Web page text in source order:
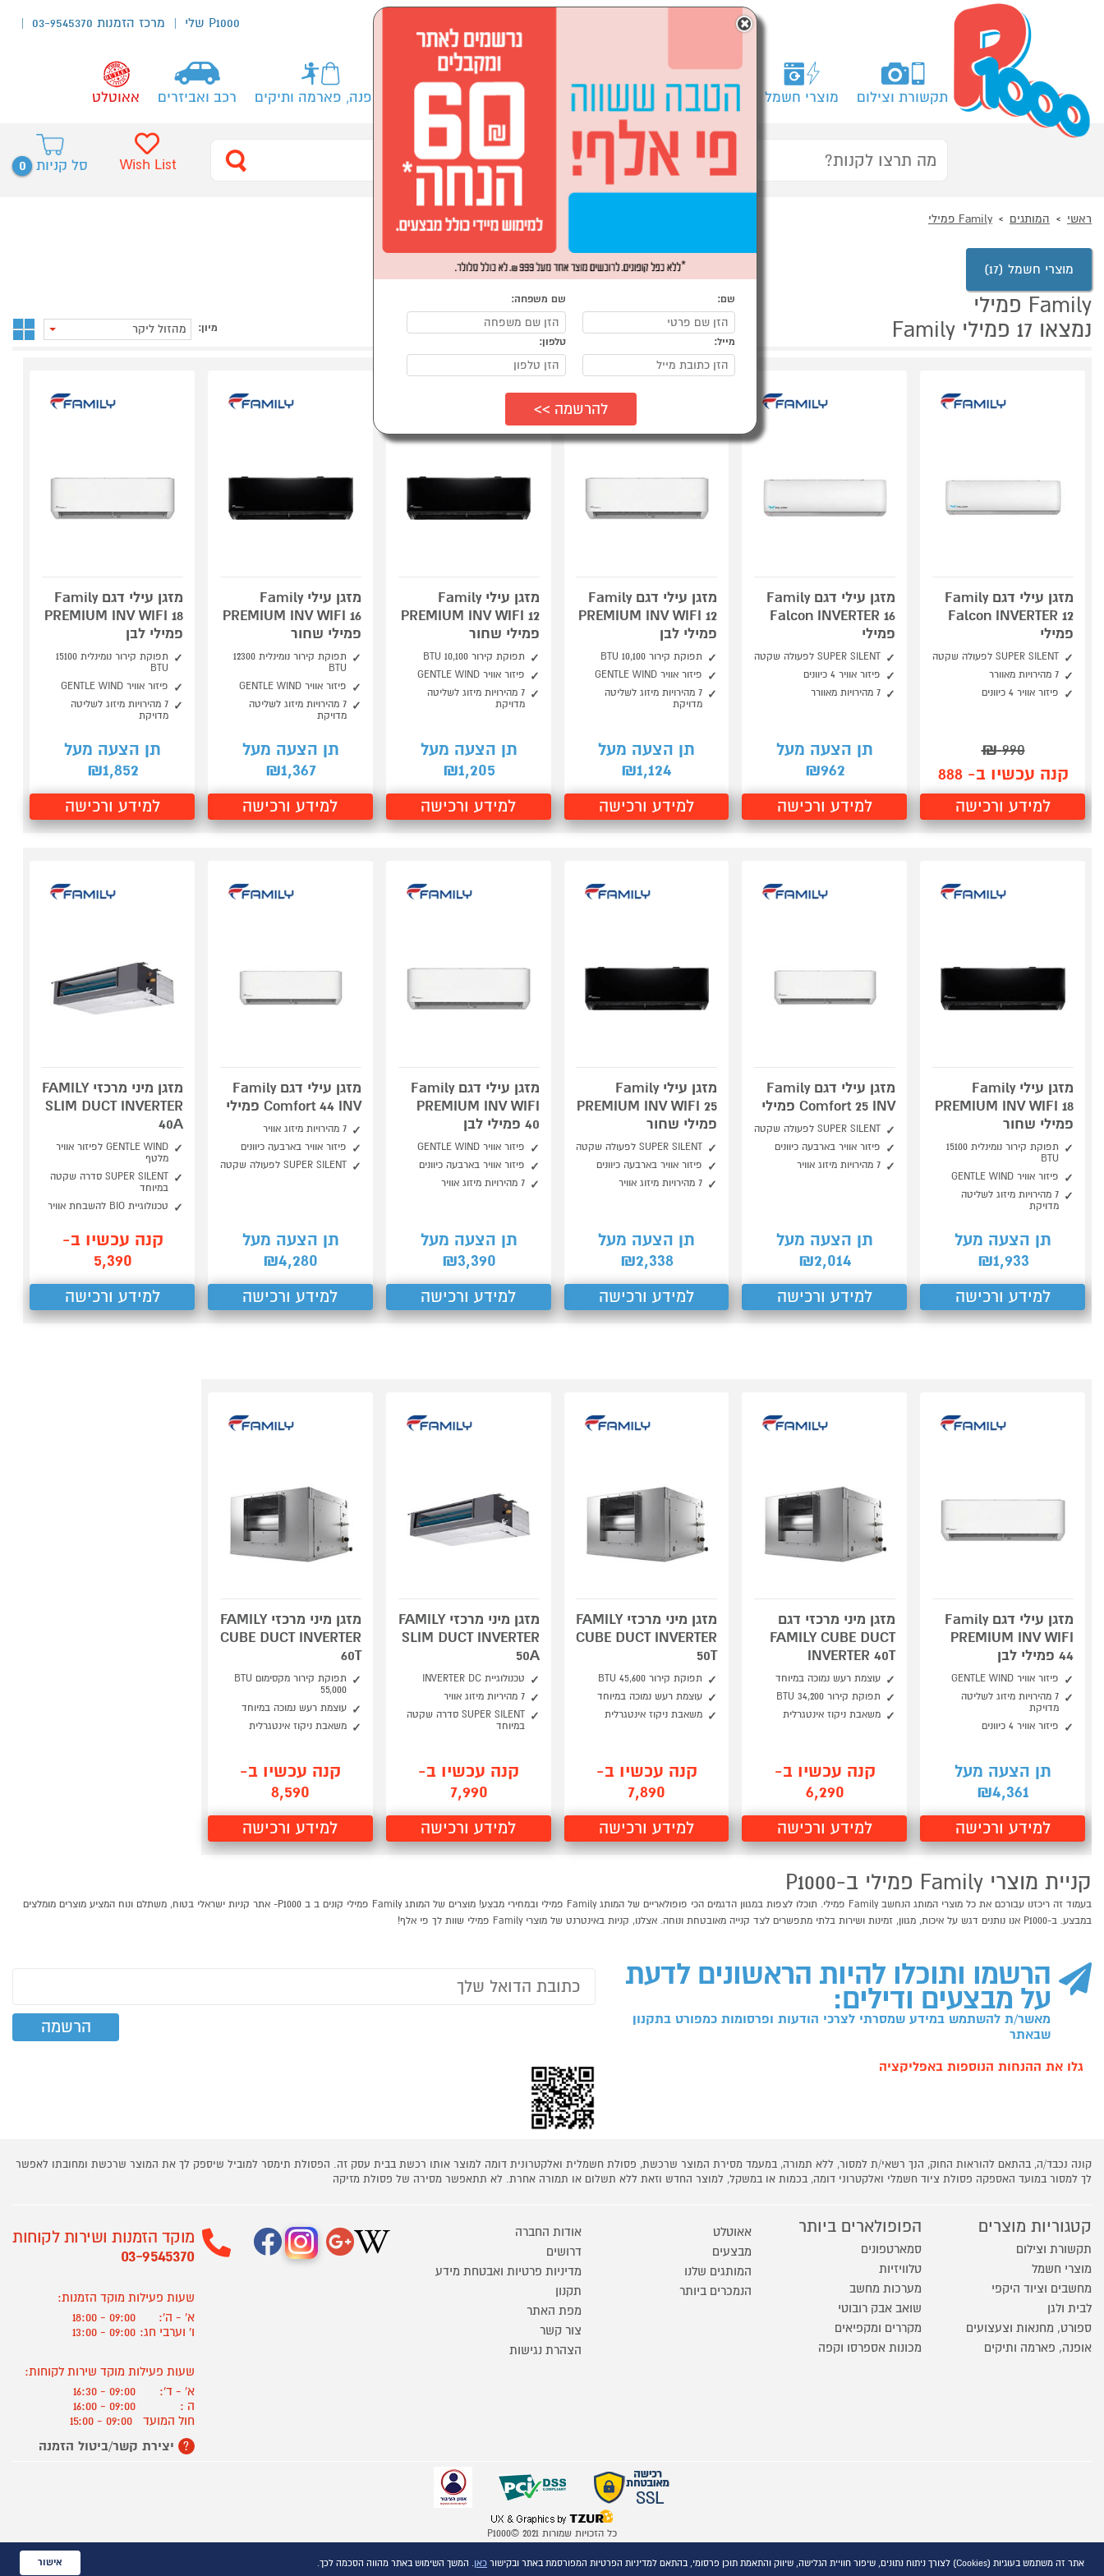
P1000 שלי מרכז הזמנות 03-9545370
תקשורת וצילום מוצרי חשמל מחשבים וציוד היקפי לבית ולגן ספורט, מחנאות וילדים אופנה, פארמה ותיקים רכב ואביזרים אאוטלט
סל קניות 0 Wish List
ראשי המותגים Family פמילי
מוצרי חשמל (17)
Family פמילי
נמצאו 17 פמילי Family
מיון: מהזול ליקר
מזגן עילי דגם Family
Falcon INVERTER 12
פמילי
SUPER SILENT לפעולה שקטה
7 מהירויות מאוורר
פיזור אוויר 4 כיוונים
990
₪
קנה עכשיו ב- 888
למידע ורכישה
מזגן עילי דגם Family
Falcon INVERTER 16
פמילי
SUPER SILENT לפעולה שקטה
פיזור אוויר 4 כיוונים
7 מהירויות מאוורר
תן הצעה מעל
₪962
למידע ורכישה
מזגן עילי דגם Family
PREMIUM INV WIFI 12
פמילי לבן
תפוקת קירור 10,100 BTU
פיזור אוויר GENTLE WIND
7 מהירויות מיזוג לשליטה
מדויקת
תן הצעה מעל
₪1,124
למידע ורכישה
מזגן עילי Family
PREMIUM INV WIFI 12
פמילי שחור
תפוקת קירור 10,100 BTU
פיזור אוויר GENTLE WIND
7 מהירויות מיזוג לשליטה
מדויקת
תן הצעה מעל
₪1,205
למידע ורכישה
מזגן עילי Family
PREMIUM INV WIFI 16
פמילי שחור
תפוקת קירור נומינלית 12300
BTU
פיזור אוויר GENTLE WIND
7 מהירויות מיזוג לשליטה
מדויקת
תן הצעה מעל
₪1,367
למידע ורכישה
מזגן עילי דגם Family
PREMIUM INV WIFI 18
פמילי לבן
תפוקת קירור נומינלית 15100
BTU
פיזור אוויר GENTLE WIND
7 מהירויות מיזוג לשליטה
מדויקת
תן הצעה מעל
₪1,852
למידע ורכישה
מזגן עילי Family
PREMIUM INV WIFI 18
פמילי שחור
תפוקת קירור נומינלית 15100
BTU
פיזור אוויר GENTLE WIND
7 מהירויות מיזוג לשליטה
מדויקת
תן הצעה מעל
₪1,933
למידע ורכישה
מזגן עילי דגם Family
Comfort 25 INV פמילי
SUPER SILENT לפעולה שקטה
פיזור אוויר בארבעה כיוונים
7 מהירויות מיזוג אוויר
תן הצעה מעל
₪2,014
למידע ורכישה
מזגן עילי Family
PREMIUM INV WIFI 25
פמילי שחור
SUPER SILENT לפעולה שקטה
פיזור אוויר בארבעה כיוונים
7 מהירויות מיזוג אוויר
תן הצעה מעל
₪2,338
למידע ורכישה
מזגן עילי דגם Family
PREMIUM INV WIFI
40 פמילי לבן
פיזור אוויר GENTLE WIND
פיזור אוויר בארבעה כיוונים
7 מהירויות מיזוג אוויר
תן הצעה מעל
₪3,390
למידע ורכישה
מזגן עילי דגם Family
Comfort 44 INV פמילי
7 מהירויות מיזוג אוויר
פיזור אוויר בארבעה כיוונים
SUPER SILENT לפעולה שקטה
תן הצעה מעל
₪4,280
למידע ורכישה
מזגן מיני מרכזי FAMILY
SLIM DUCT INVERTER
40A
GENTLE WIND לפיזור אוויר
מלטף
SUPER SILENT סדרה שקטה
במיוחד
טכנולוגיית BIO להשבחת אוויר
קנה עכשיו ב-
5,390
למידע ורכישה
מזגן עילי דגם Family
PREMIUM INV WIFI
44 פמילי לבן
פיזור אוויר GENTLE WIND
7 מהירויות מיזוג לשליטה
מדויקת
פיזור אוויר 4 כיוונים
תן הצעה מעל
₪4,361
למידע ורכישה
מזגן מיני מרכזי דגם
FAMILY CUBE DUCT
INVERTER 40T
עוצמת רעש נמוכה במיוחד
תפוקת קירור 34,200 BTU
משאבת ניקוז אינטגרלית
קנה עכשיו ב-
6,290
למידע ורכישה
מזגן מיני מרכזי FAMILY
CUBE DUCT INVERTER
50T
תפוקת קירור 45,600 BTU
עוצמת רעש נמוכה במיוחד
משאבת ניקוז אינטגרלית
קנה עכשיו ב-
7,890
למידע ורכישה
מזגן מיני מרכזי FAMILY
SLIM DUCT INVERTER
50A
טכנולוגיית INVERTER DC
7 מהיריות מיזוג אוויר
SUPER SILENT סדרה שקטה
במיוחד
קנה עכשיו ב-
7,990
למידע ורכישה
מזגן מיני מרכזי FAMILY
CUBE DUCT INVERTER
60T
תפוקת קירור מקסימום BTU
55,000
עוצמת רעש נמוכה במיוחד
משאבת ניקוז אינטגרלית
קנה עכשיו ב-
8,590
למידע ורכישה
קניית מוצרי Family פמילי ב-P1000
בעמוד זה ריכזנו עבורכם את כל מוצרי המותג הנחשב Family פמילי. תוכלו לצפות במגוון הדגמים הכי פופולאריים של המותג Family פמילי ובמחירי מבצע! מוצרים של המותג Family פמילי קונים ב ב P1000- אתר קניות ישראלי בטוח, משתלם ונוח המציע מוצרים מומלצים
במבצע. ב-P1000 אנו נותנים דגש על איכות, מגוון, זמינות ושירות בלתי מתפשרים לצד קנייה מאובטחת ונוחה. אצלנו, קניות באינטרנט של מוצרי Family פמילי שוות לך פי אלף!
הרשמו ותוכלו להיות הראשונים לדעת
על מבצעים ודילים:
מאשר/ת להשתמש במידע שמסרתי לצרכי הודעות ופרסומות כמפורט בתקנון
שבאתר
גלו את ההנחות הנוספות באפליקציה
קונה נכבד/ה, בהתאם להוראות החוק, הנך רשאי/ת למסור, ללא תמורה, במעמד מסירת המוצר שרכשת, פסולת חשמלית ואלקטרונית דומה למוצר אותו רכשת בבית עסק זה. הפסולת תימסר למוביל שיספק לך את המוצר שרכשת ומחובתו לאפשר
לך למסור במועד האספקה פסולת ציוד חשמלי ואלקטרוני דומה, בכמות או במשקל, למוצר החדש וזאת ללא תשלום או תמורה אחרת. לא תתאפשר מסירה של פסולת מזיקה
קטגוריות מוצרים
תקשורת וצילום
מוצרי חשמל
מחשבים וציוד היקפי
לבית ולגן
ספורט, מחנאות וצעצועים
אופנה, פארמה ותיקים
הפופולארים ביותר
סמארטפונים
טלוויזיות
מערכות מחשב
שואב אבק רובוטי
מקררים ומקפיאים
מכונות אספרסו וקפה
אאוטלט
מבצעים
המותגים שלנו
הנמכרים ביותר
אודות החברה
דרושים
מדיניות פרטיות ואבטחת מידע
תקנון
מפת האתר
צור קשר
הצהרת נגישות
מוקד הזמנות ושירות לקוחות
03-9545370
שעות פעילות מוקד הזמנות:
א' - ה':
09:00 - 18:00
ו' וערבי חג: 09:00 - 13:00
שעות פעילות מוקד שירות לקוחות:
א' - ד':
09:00 - 16:30
ה :
09:00 - 16:00
חול המועד
09:00 - 15:00
?
יצירת קשר/ביטול הזמנה
כל הזכויות שמורות P1000© 2021
ט.ל.ח.
אתר זה משתמש בעוגיות (Cookies) לצורך ניתוח נתונים, שיפור חוויית הגלישה, שיווק והתאמת תוכן פרסומי, בהתאם למדיניות הפרטיות המפורסמת באתר ובקישור כאן . המשך השימוש באתר מהווה הסכמה לכך. אישור
×
שם: שם משפחה:
מייל: טלפון: